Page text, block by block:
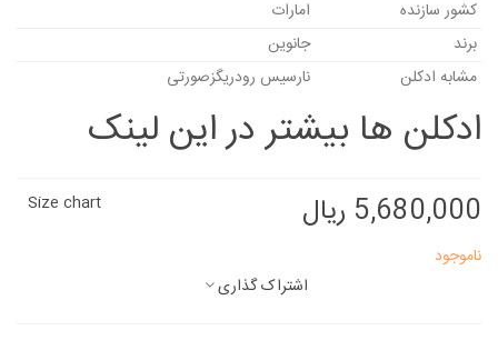
کشور سازنده
امارات
برند
جانوین
مشابه ادکلن
نارسیس رودریگزصورتی
ادکلن ها بیشتر در این لینک
5,680,000 ریال
Size chart
ناموجود
اشتراک گذاری